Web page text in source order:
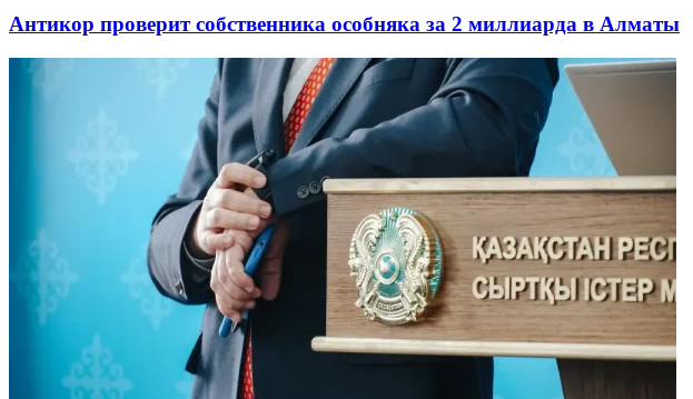
Антикор проверит собственника особняка за 2 миллиарда в Алматы